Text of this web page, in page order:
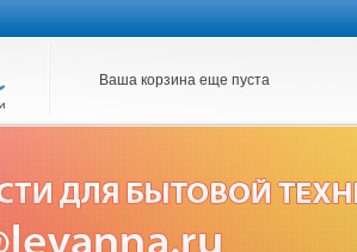
Ваша корзина еще пуста